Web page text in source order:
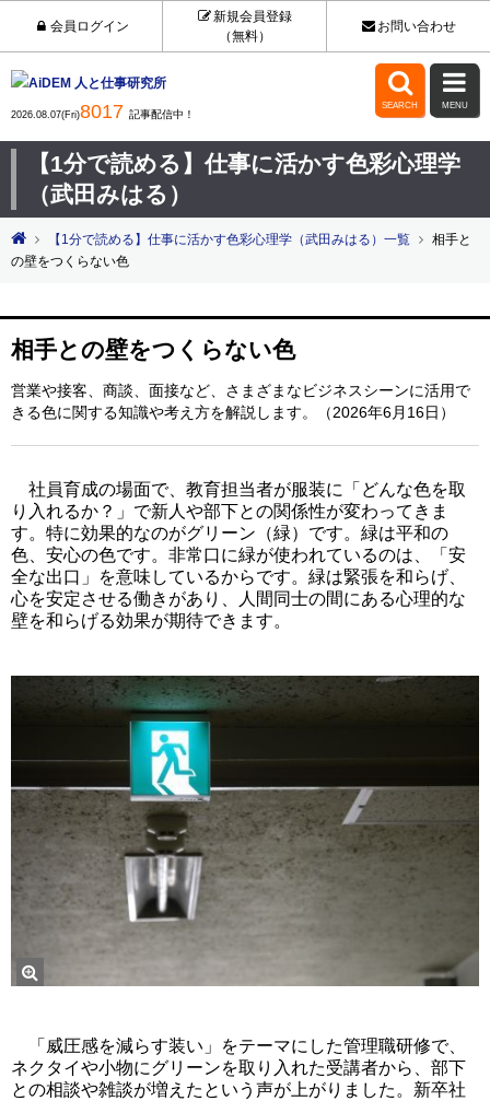
会員ログイン
新規会員登録
（無料）
お問い合わせ
2026.08.07(Fri)8017 記事配信中！

SEARCH

MENU
【1分で読める】仕事に活かす色彩心理学
（武田みはる）
【1分で読める】仕事に活かす色彩心理学（武田みはる）一覧
相手と
の壁をつくらない色
相手との壁をつくらない色
営業や接客、商談、面接など、さまざまなビジネスシーンに活用で
きる色に関する知識や考え方を解説します。（2026年6月16日）
社員育成の場面で、教育担当者が服装に「どんな色を取
り入れるか？」で新人や部下との関係性が変わってきま
す。特に効果的なのがグリーン（緑）です。緑は平和の
色、安心の色です。非常口に緑が使われているのは、「安
全な出口」を意味しているからです。緑は緊張を和らげ、
心を安定させる働きがあり、人間同士の間にある心理的な
壁を和らげる効果が期待できます。
「威圧感を減らす装い」をテーマにした管理職研修で、
ネクタイや小物にグリーンを取り入れた受講者から、部下
との相談や雑談が増えたという声が上がりました。新卒社